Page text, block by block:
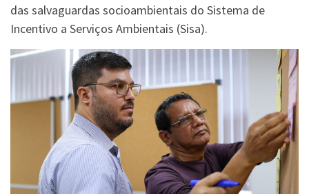
das salvaguardas socioambientais do Sistema de
Incentivo a Serviços Ambientais (Sisa).